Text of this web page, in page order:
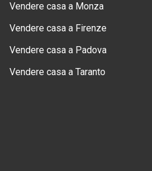
Vendere casa a Monza
Vendere casa a Firenze
Vendere casa a Padova
Vendere casa a Taranto